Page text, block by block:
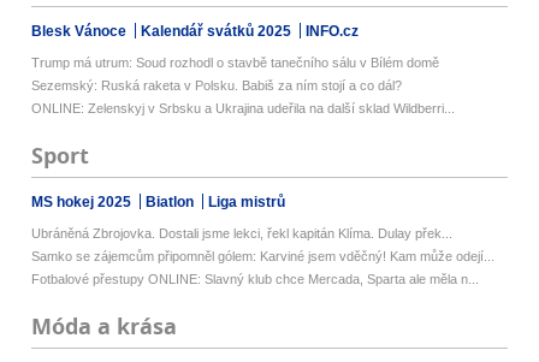
Blesk Vánoce Kalendář svátků 2025 INFO.cz
Trump má utrum: Soud rozhodl o stavbě tanečního sálu v Bílém domě
Sezemský: Ruská raketa v Polsku. Babiš za ním stojí a co dál?
ONLINE: Zelenskyj v Srbsku a Ukrajina udeřila na další sklad Wildberri...
Sport
MS hokej 2025 Biatlon Liga mistrů
Ubráněná Zbrojovka. Dostali jsme lekci, řekl kapitán Klíma. Dulay přek...
Samko se zájemcům připomněl gólem: Karviné jsem vděčný! Kam může odejí...
Fotbalové přestupy ONLINE: Slavný klub chce Mercada, Sparta ale měla n...
Móda a krása